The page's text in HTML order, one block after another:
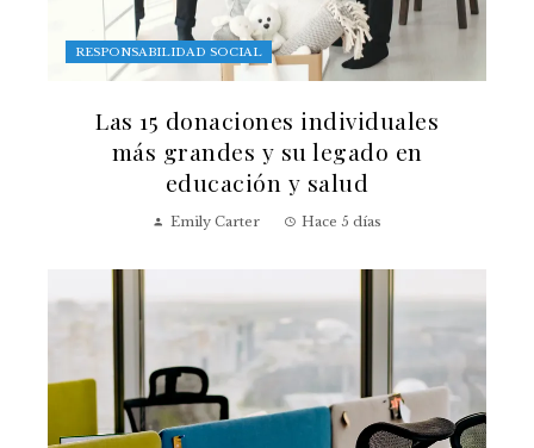
RESPONSABILIDAD SOCIAL
Las 15 donaciones individuales
más grandes y su legado en
educación y salud
Emily Carter Hace 5 días